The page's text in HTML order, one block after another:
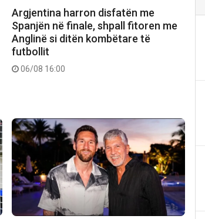
Argjentina harron disfatën me
Spanjën në finale, shpall fitoren me
Anglinë si ditën kombëtare të
futbollit
06/08 16:00